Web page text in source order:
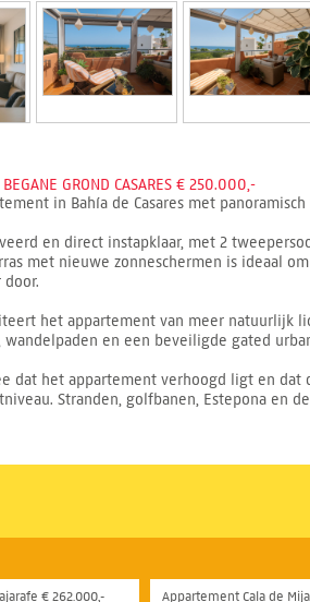
BEGANE GROND CASARES € 250.000,-
in Bahía de Casares met
en direct instapklaar, met 2
met nieuwe zonneschermen is ideaal
het appartement van meer natuurlijk
en een beveiligde gated
dat het appartement verhoogd ligt en
Stranden, golfbanen, Estepona en
€ 262.000,- Appartement Cala de